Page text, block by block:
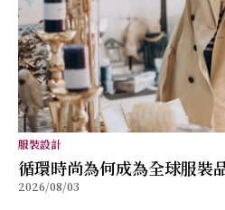
服裝設計
循環時尚為何成為全球服裝
2026/08/03